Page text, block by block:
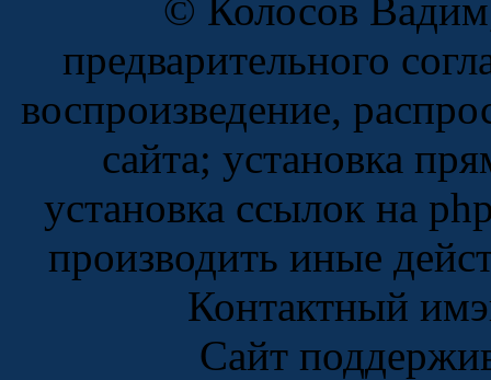
© Колосов
предварительного
воспроизведение,
сайта; установка
установка ссылок на
производить иные
Контактный
Сайт